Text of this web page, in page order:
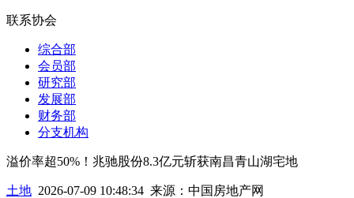
联系协会
综合部
会员部
研究部
发展部
财务部
分支机构
溢价率超50%！兆驰股份8.3亿元斩获南昌青山湖宅地
土地 2026-07-09 10:48:34 来源： 中国房地产网